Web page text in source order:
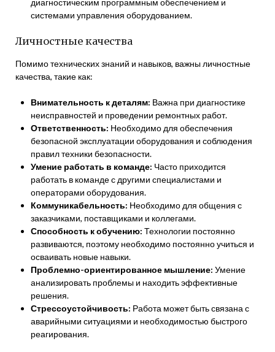
диагностическим программным обеспечением и
системами управления оборудованием.
Личностные качества
Помимо технических знаний и навыков, важны личностные
качества, такие как:
Внимательность к деталям: Важна при диагностике
неисправностей и проведении ремонтных работ.
Ответственность: Необходимо для обеспечения
безопасной эксплуатации оборудования и соблюдения
правил техники безопасности.
Умение работать в команде: Часто приходится
работать в команде с другими специалистами и
операторами оборудования.
Коммуникабельность: Необходимо для общения с
заказчиками, поставщиками и коллегами.
Способность к обучению: Технологии постоянно
развиваются, поэтому необходимо постоянно учиться и
осваивать новые навыки.
Проблемно-ориентированное мышление: Умение
анализировать проблемы и находить эффективные
решения.
Стрессоустойчивость: Работа может быть связана с
аварийными ситуациями и необходимостью быстрого
реагирования.